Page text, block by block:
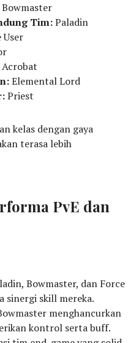
Bowmaster
Tim:Paladin
User
Acrobat
Elemental Lord
Priest
kelas dengan gaya
terasa lebih
PvE dan
Bowmaster, dan Force
sinergi skill mereka.
menghancurkan
kontrol serta buff.